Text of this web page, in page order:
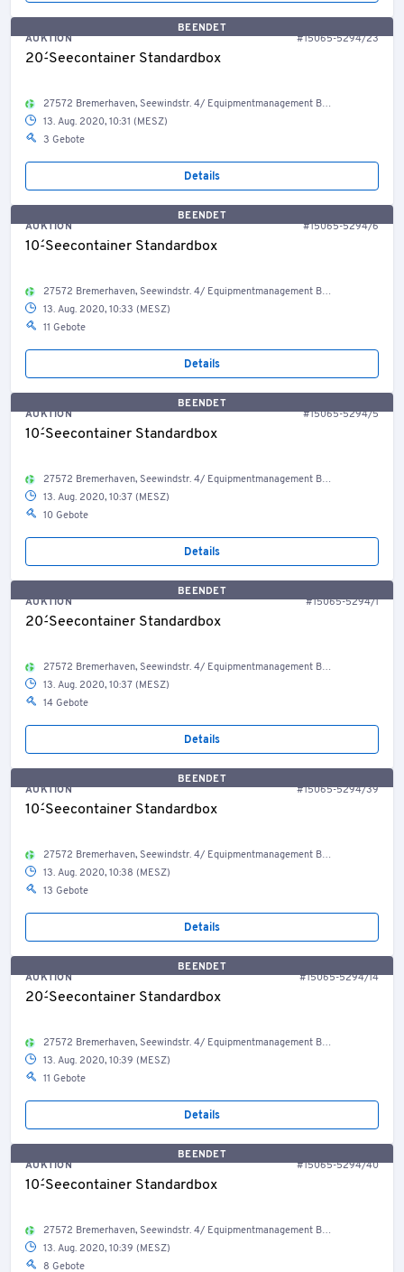
BEENDET
AUKTION
#15065-5294/23
20´-Seecontainer Standardbox
27572 Bremerhaven, Seewindstr. 4/ Equipmentmanagement Bestand Container, Welt
13. Aug. 2020, 10:31 (MESZ)
3 Gebote
Details
BEENDET
AUKTION
#15065-5294/6
10´-Seecontainer Standardbox
27572 Bremerhaven, Seewindstr. 4/ Equipmentmanagement Bestand Container, Welt
13. Aug. 2020, 10:33 (MESZ)
11 Gebote
Details
BEENDET
AUKTION
#15065-5294/5
10´-Seecontainer Standardbox
27572 Bremerhaven, Seewindstr. 4/ Equipmentmanagement Bestand Container, Welt
13. Aug. 2020, 10:37 (MESZ)
10 Gebote
Details
BEENDET
AUKTION
#15065-5294/1
20´-Seecontainer Standardbox
27572 Bremerhaven, Seewindstr. 4/ Equipmentmanagement Bestand Container, Welt
13. Aug. 2020, 10:37 (MESZ)
14 Gebote
Details
BEENDET
AUKTION
#15065-5294/39
10´-Seecontainer Standardbox
27572 Bremerhaven, Seewindstr. 4/ Equipmentmanagement Bestand Container, Welt
13. Aug. 2020, 10:38 (MESZ)
13 Gebote
Details
BEENDET
AUKTION
#15065-5294/14
20´-Seecontainer Standardbox
27572 Bremerhaven, Seewindstr. 4/ Equipmentmanagement Bestand Container, Welt
13. Aug. 2020, 10:39 (MESZ)
11 Gebote
Details
BEENDET
AUKTION
#15065-5294/40
10´-Seecontainer Standardbox
27572 Bremerhaven, Seewindstr. 4/ Equipmentmanagement Bestand Container, Welt
13. Aug. 2020, 10:39 (MESZ)
8 Gebote